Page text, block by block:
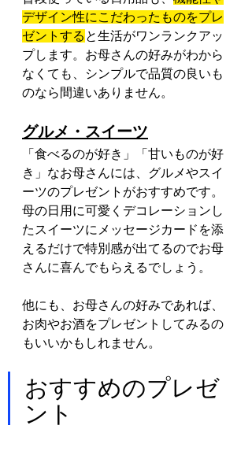
デザイン性にこだわったものをプレ
ゼントする と生活がワンランクアッ
プします。お母さんの好みがわから
なくても、シンプルで品質の良いも
のなら間違いありません。
グルメ・スイーツ
「食べるのが好き」「甘いものが好
き」なお母さんには、グルメやスイ
ーツのプレゼントがおすすめです。
母の日用に可愛くデコレーションし
たスイーツにメッセージカードを添
えるだけで特別感が出てるのでお母
さんに喜んでもらえるでしょう。
他にも、お母さんの好みであれば、
お肉やお酒をプレゼントしてみるの
もいいかもしれません。
おすすめのプレゼ
ント